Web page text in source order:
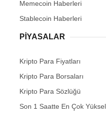
Memecoin Haberleri
Stablecoin Haberleri
PIYASALAR
Kripto Para Fiyatları
Kripto Para Borsaları
Kripto Para Sözlüğü
Son 1 Saatte En Çok